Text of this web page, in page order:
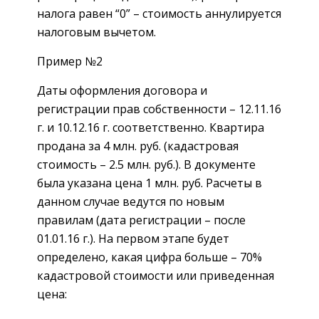
налога равен “0” – стоимость аннулируется
налоговым вычетом.
Пример №2
Даты оформления договора и
регистрации прав собственности – 12.11.16
г. и 10.12.16 г. соответственно. Квартира
продана за 4 млн. руб. (кадастровая
стоимость – 2.5 млн. руб.). В документе
была указана цена 1 млн. руб. Расчеты в
данном случае ведутся по новым
правилам (дата регистрации – после
01.01.16 г.). На первом этапе будет
определено, какая цифра больше – 70%
кадастровой стоимости или приведенная
цена: